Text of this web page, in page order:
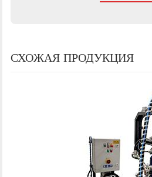
СХОЖАЯ ПРОДУКЦИЯ